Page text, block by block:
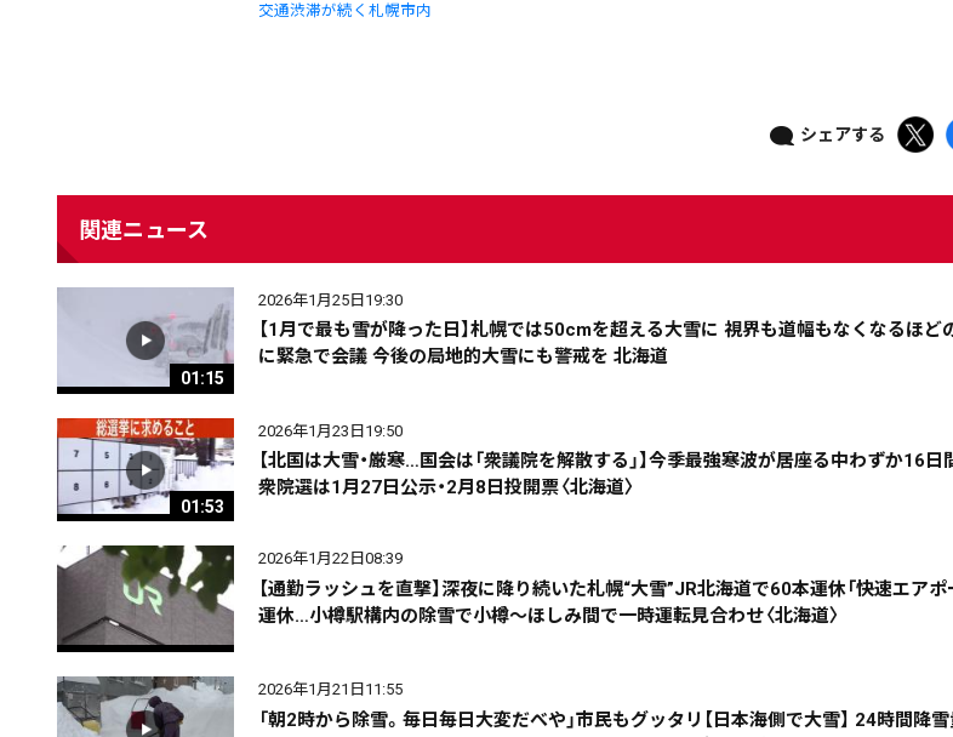
交通渋滞が続く札幌市内
シェアする
関連ニュース
01:15
2026年1月25日19:30
【1月で最も雪が降った日】札幌では50cmを超える大雪に 視界も道幅もなくなるほ
に緊急で会議 今後の局地的大雪にも警戒を 北海道
01:53
2026年1月23日19:50
【北国は大雪・厳寒…国会は「衆議院を解散する」】今季最強寒波が居座る中わずか16日
衆院選は1月27日公示・2月8日投開票〈北海道〉
2026年1月22日08:39
【通勤ラッシュを直撃】深夜に降り続いた札幌“大雪”JR北海道で60本運休「快速エア
運休…小樽駅構内の除雪で小樽～ほしみ間で一時運転見合わせ〈北海道〉
2026年1月21日11:55
「朝2時から除雪。毎日毎日大変だべや」市民もグッタリ【日本海側で大雪】 24時間降
カテゴリで絞る 地域で絞る